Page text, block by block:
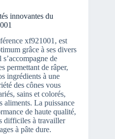
innovantes du
xf921001, est
grâce à ses divers
de
permettant de râper,
ingrédients à une
des cônes vous
sains et colorés,
aliments. La puissance
de haute qualité,
difficiles à travailler
à pâte dure.